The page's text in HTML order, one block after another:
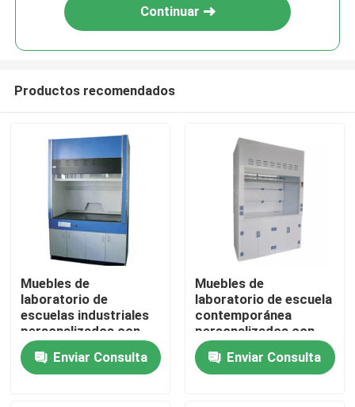
Productos
Sobre nosotros
Viaje de la fábrica
Continuar
Productos recomendados
Muebles de
laboratorio de
escuelas industriales
personalizados con
superficie mate
Enviar Consulta
Muebles de
laboratorio de escuela
contemporánea
personalizados con
superficie mate
Enviar Consulta